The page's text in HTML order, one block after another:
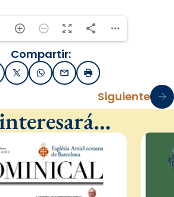
Compartir:
X / TwitterWhatsApp
EmailImprimir
Siguiente